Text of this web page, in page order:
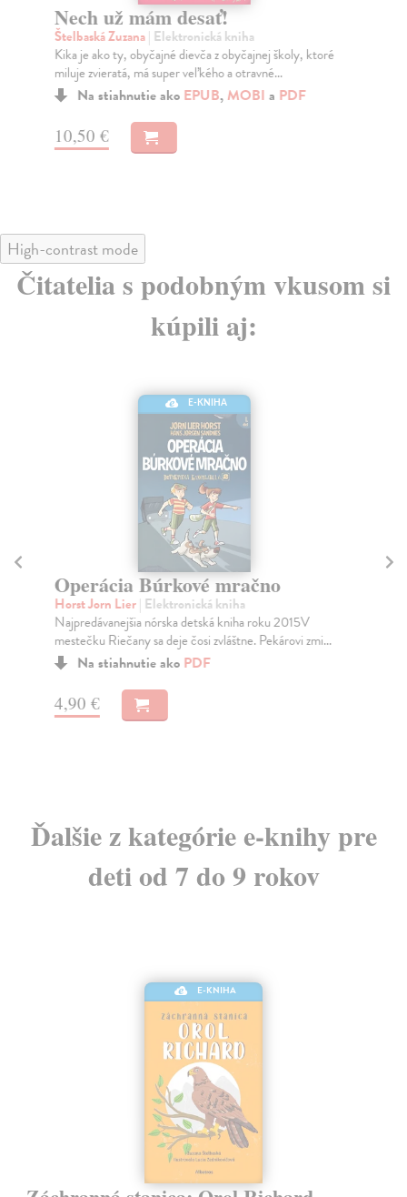
Nech už mám desať!
Štelbaská Zuzana| Elektronická kniha
Kika je ako ty, obyčajné dievča z obyčajnej školy, ktoré
miluje zvieratá, má super veľkého a otravné...
Na stiahnutie ako EPUB,MOBI a PDF
10,50 €
High-contrast mode
Čitatelia s podobným vkusom si
kúpili aj:
E-KNIHA
Operácia Búrkové mračno
Horst Jorn Lier| Elektronická kniha
Najpredávanejšia nórska detská kniha roku 2015V
mestečku Riečany sa deje čosi zvláštne. Pekárovi zmi...
Na stiahnutie ako PDF
4,90 €
Ďalšie z kategórie e-knihy pre
deti od 7 do 9 rokov
E-KNIHA